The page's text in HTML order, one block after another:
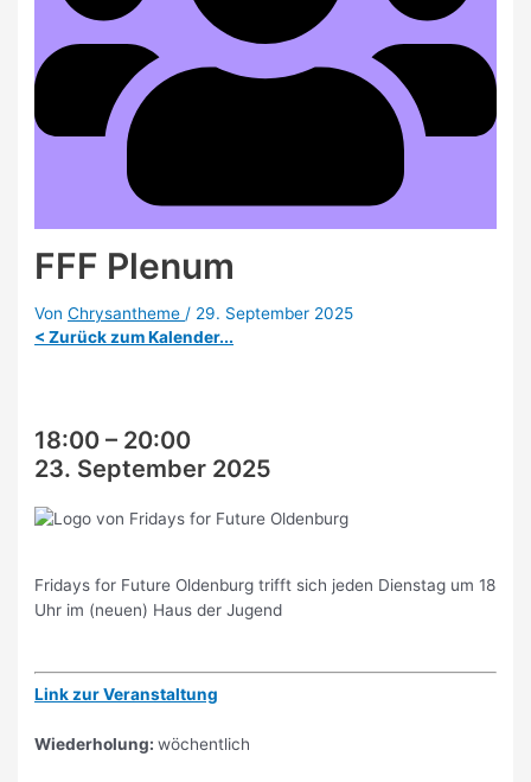
FFF Plenum
VonChrysantheme / 29. September 2025
< Zurück zum Kalender...
18:00 – 20:00
23. September 2025
Fridays for Future Oldenburg trifft sich jeden Dienstag um 18
Uhr im (neuen) Haus der Jugend
Link zur Veranstaltung
Wiederholung:wöchentlich